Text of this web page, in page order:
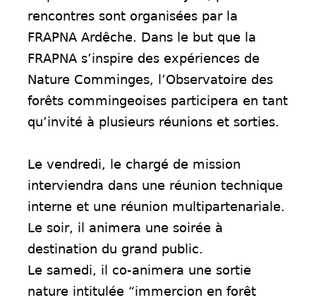
rencontres sont organisées par la
FRAPNA Ardêche. Dans le but que la
FRAPNA s’inspire des expériences de
Nature Comminges, l’Observatoire des
forêts commingeoises participera en tant
qu’invité à plusieurs réunions et sorties.
Le vendredi, le chargé de mission
interviendra dans une réunion technique
interne et une réunion multipartenariale.
Le soir, il animera une soirée à
destination du grand public.
Le samedi, il co-animera une sortie
nature intitulée “immercion en forêt